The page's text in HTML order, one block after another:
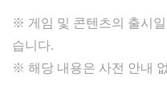
※ 게임 및 콘텐츠의 출시
습니다.
※ 해당 내용은 사전 안내